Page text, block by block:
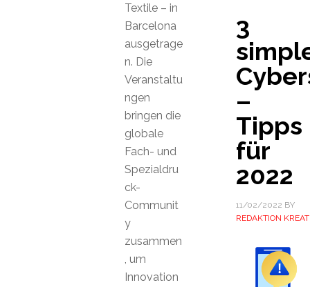
3
–
Tipps
für
2022
11/02/2022 BY
REDAKTION
Textile – in
Barcelona
ausgetrage
n. Die
Veranstaltu
ngen
bringen die
globale
Fach- und
Spezialdru
ck-
Communit
y
zusammen
, um
Innovation